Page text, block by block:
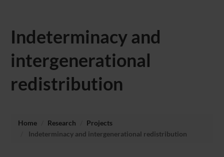
Indeterminacy and
intergenerational
redistribution
Home Research
Projects
Indeterminacy and intergenerational redistribution